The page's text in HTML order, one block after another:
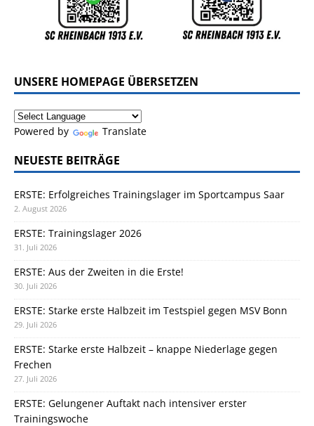
UNSERE HOMEPAGE ÜBERSETZEN
Powered by Translate
NEUESTE BEITRÄGE
ERSTE: Erfolgreiches Trainingslager im Sportcampus Saar
2. August 2026
ERSTE: Trainingslager 2026
31. Juli 2026
ERSTE: Aus der Zweiten in die Erste!
30. Juli 2026
ERSTE: Starke erste Halbzeit im Testspiel gegen MSV Bonn
29. Juli 2026
ERSTE: Starke erste Halbzeit – knappe Niederlage gegen
Frechen
27. Juli 2026
ERSTE: Gelungener Auftakt nach intensiver erster
Trainingswoche